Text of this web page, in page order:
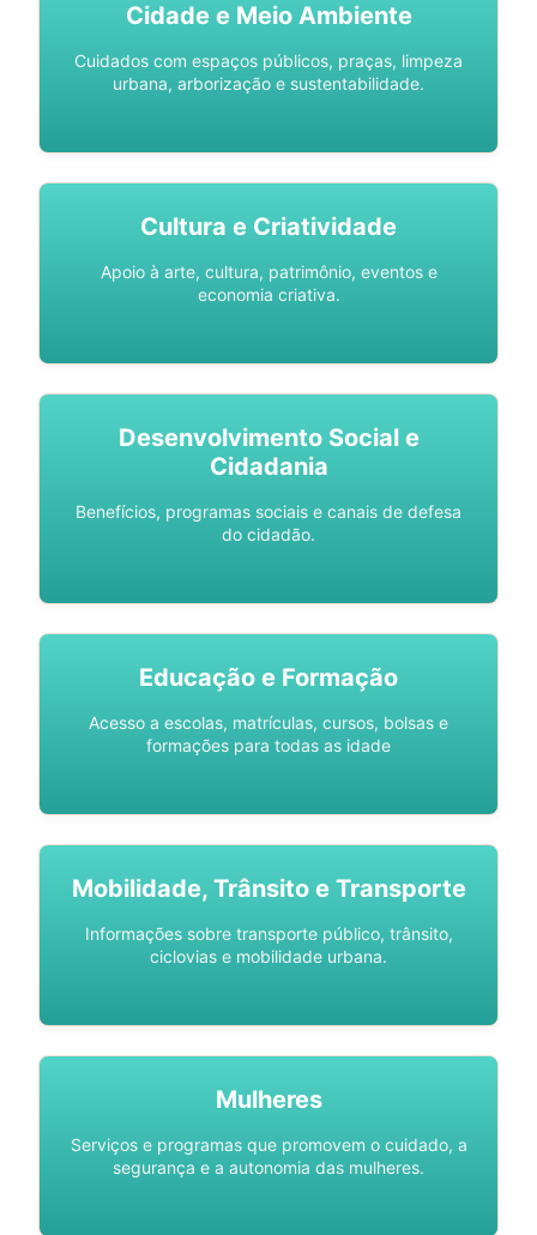
Cidade e Meio Ambiente
Cuidados com espaços públicos, praças, limpeza
urbana, arborização e sustentabilidade.
Cultura e Criatividade
Apoio à arte, cultura, patrimônio, eventos e
economia criativa.
Desenvolvimento Social e
Cidadania
Benefícios, programas sociais e canais de defesa
do cidadão.
Educação e Formação
Acesso a escolas, matrículas, cursos, bolsas e
formações para todas as idade
Mobilidade, Trânsito e Transporte
Informações sobre transporte público, trânsito,
ciclovias e mobilidade urbana.
Mulheres
Serviços e programas que promovem o cuidado, a
segurança e a autonomia das mulheres.